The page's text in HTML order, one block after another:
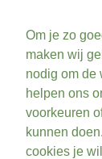
Om je zo
maken wij
nodig om de
helpen ons
voorkeuren
kunnen
cookies je